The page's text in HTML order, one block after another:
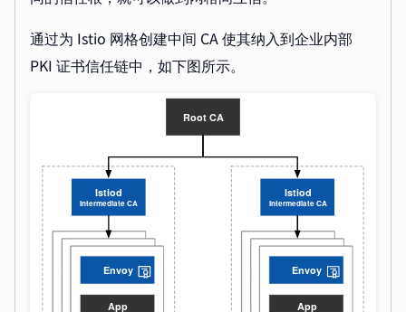
通过为 Istio 网格创建中间 CA 使其纳入到企业内部
PKI 证书信任链中，如下图所示。